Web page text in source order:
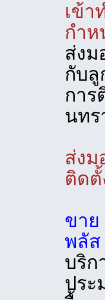
เข้
กำห
ส่งม
กับลู
การ
นทร
ส่ง
ติดตั้
ขาย
พลัส
บริก
ประ